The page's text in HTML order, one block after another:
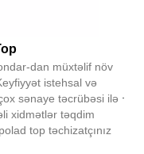
dan müxtəlif növ
istehsal və
sənaye təcrübəsi ilə
xidmətlər təqdim
top təchizatçınız